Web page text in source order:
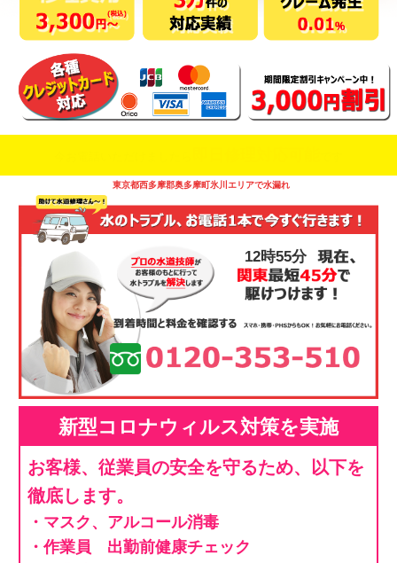
東京都西多摩郡奥多摩町氷川エリアで水漏れ
12時55分
新型コロナウィルス対策を実施
お客様、従業員の安全を守るため、以下を
徹底します。
・マスク、アルコール消毒
・作業員 出勤前健康チェック